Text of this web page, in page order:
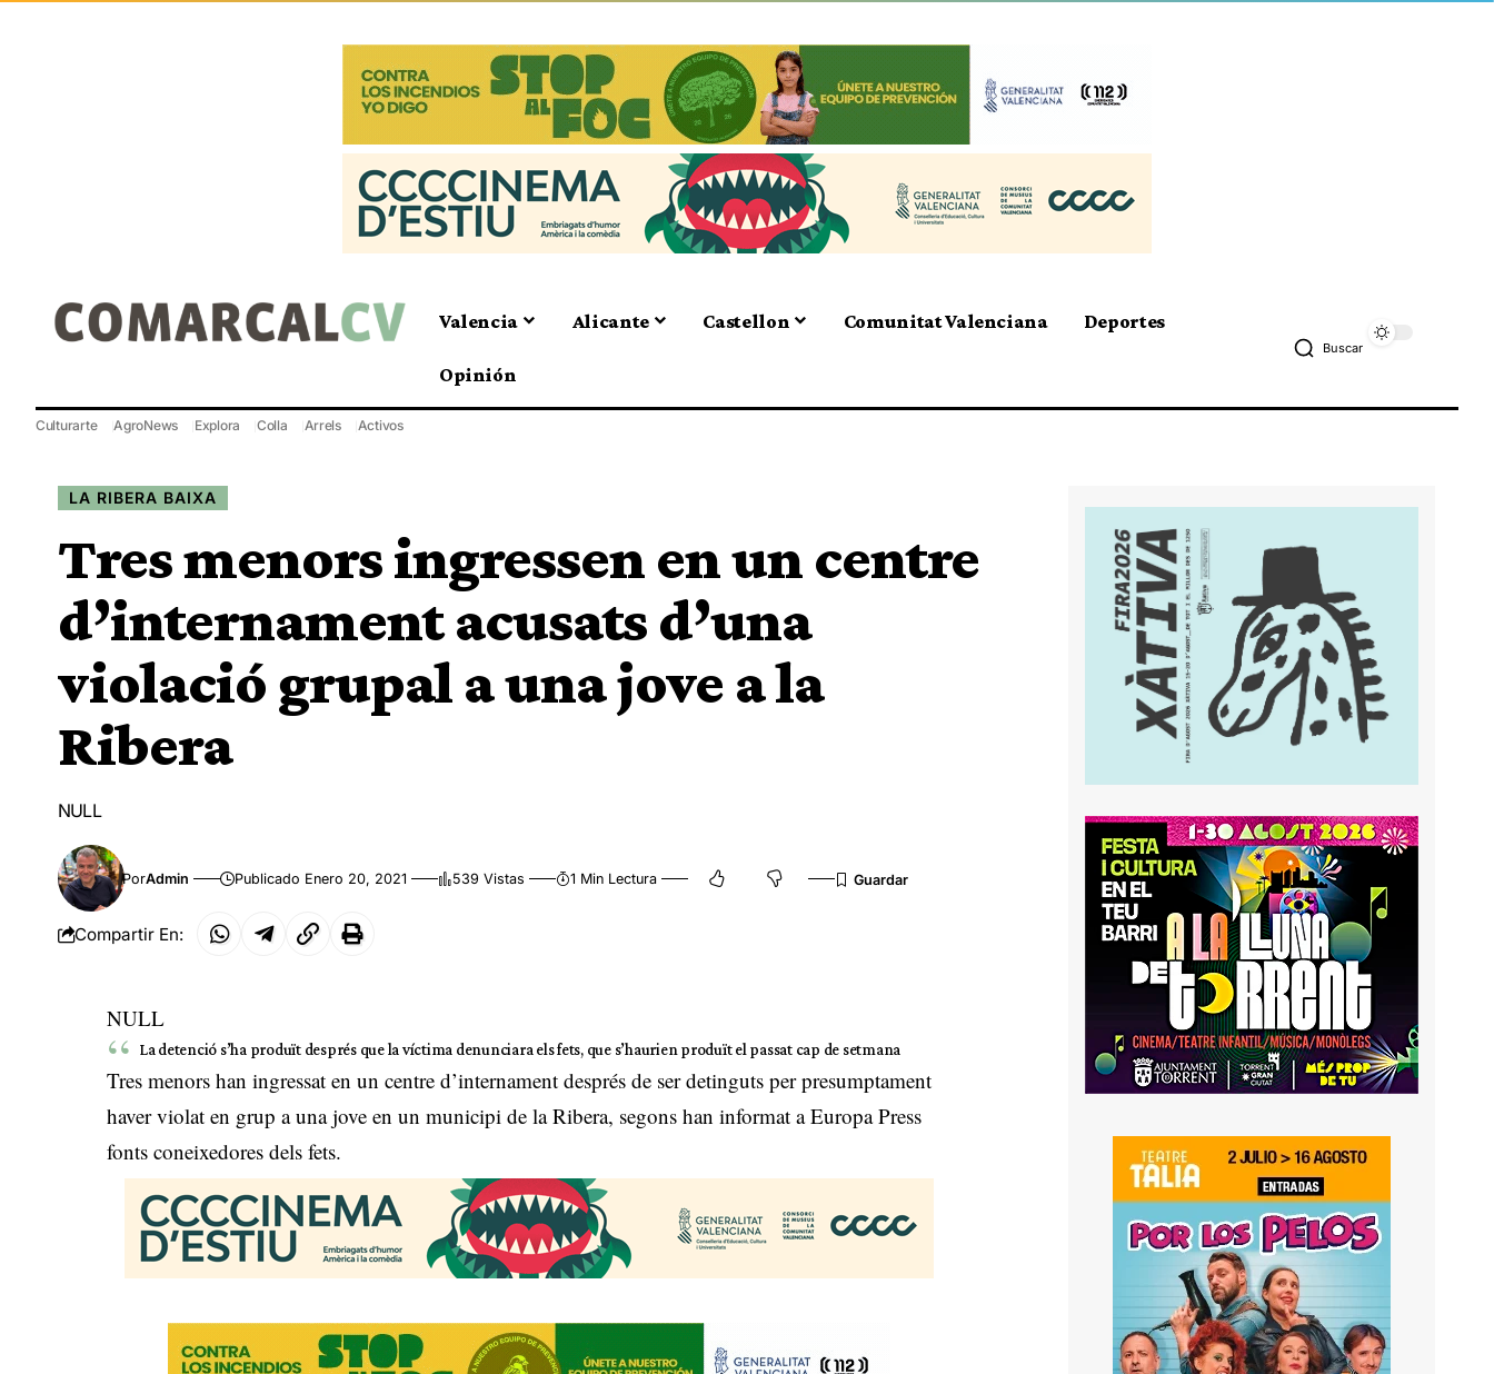
Valencia Alicante Castellon Comunitat Valenciana Deportes
Opinión
Buscar
Culturarte AgroNews Explora Colla Arrels Activos
LA RIBERA BAIXA
Tres menors ingressen en un centre
d’internament acusats d’una
violació grupal a una jove a la
Ribera
NULL
PorAdmin Publicado Enero 20, 2021 539 Vistas 1 Min Lectura
Compartir En:
NULL
La detenció s’ha produït després que la víctima denunciara els fets, que s’haurien produït el passat cap de setmana
Tres menors han ingressat en un centre d’internament després de ser detinguts per presumptament
haver violat en grup a una jove en un municipi de la Ribera, segons han informat a Europa Press
fonts coneixedores dels fets.